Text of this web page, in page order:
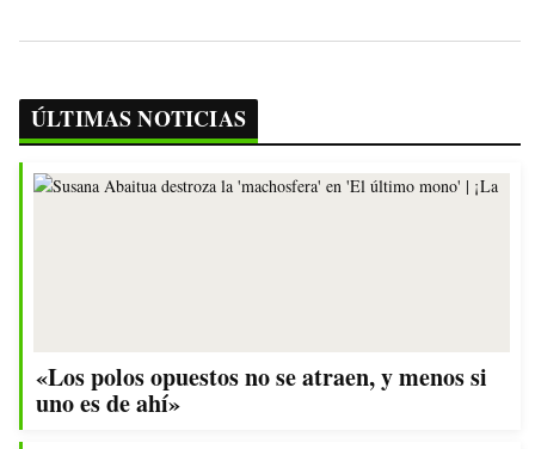
ÚLTIMAS NOTICIAS
«Los polos opuestos no se atraen, y menos si
uno es de ahí»